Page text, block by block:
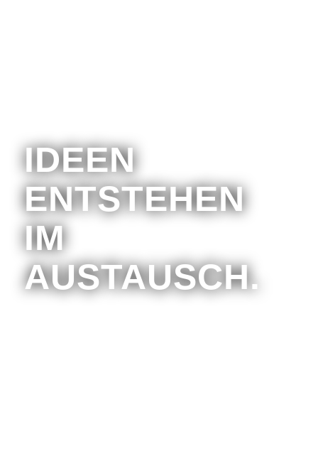
IDEEN
ENTSTEHEN
IM
AUSTAUSCH.